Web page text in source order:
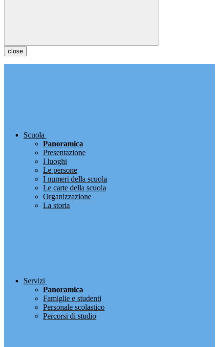
close
Scuola
Panoramica
Presentazione
I luoghi
Le persone
I numeri della scuola
Le carte della scuola
Organizzazione
La storia
Servizi
Panoramica
Famiglie e studenti
Personale scolastico
Percorsi di studio